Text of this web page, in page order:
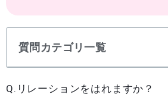
質問カテゴリ一覧
Q.リレーションをはれますか？